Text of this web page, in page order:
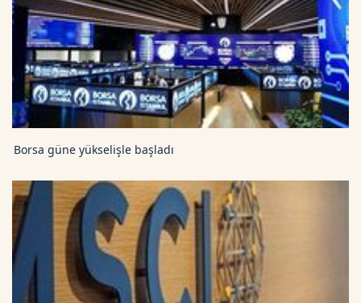
Borsa güne yükselişle başladı